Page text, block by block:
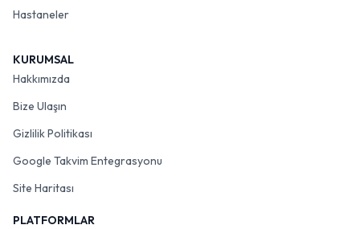
Hastaneler
KURUMSAL
Hakkımızda
Bize Ulaşın
Gizlilik Politikası
Google Takvim Entegrasyonu
Site Haritası
PLATFORMLAR